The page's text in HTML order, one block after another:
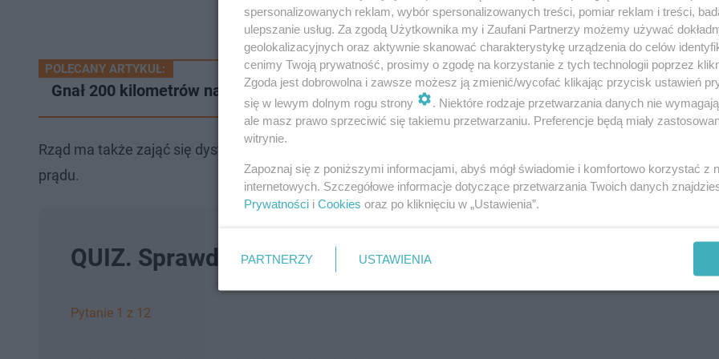
POLECANY ARTYKUŁ:
Gnał 200 kilometrów na godzinę i łamał przepisy
Rząd ma także zająć się dystrybucją broszur, z których dowiemy się m. in., jak przetrwać trzy dni bez
prądu.
QUIZ. Sprawdź, co wiesz o potrawach z Polski i innych
Pytanie 1 z 12
spersonalizowanych reklam, wybór spersonalizowanych treści, pomiar reklam i treści,
ulepszanie usług. Za zgodą Użytkownika my i Zaufani Partnerzy możemy używać
geolokalizacyjnych oraz aktywnie skanować charakterystykę urządzenia do celów
cenimy Twoją prywatność, prosimy o zgodę na korzystanie z tych technologii poprzez
Zgoda jest dobrowolna i zawsze możesz ją zmienić/wycofać klikając przycisk ustawień
się w lewym dolnym rogu strony
. Niektóre rodzaje przetwarzania danych nie
ale masz prawo sprzeciwić się takiemu przetwarzaniu. Preferencje będą miały
witrynie.
Zapoznaj się z poniższymi informacjami, abyś mógł świadomie i komfortowo korzystać z
internetowych. Szczegółowe informacje dotyczące przetwarzania Twoich danych
Prywatności i Cookies oraz po kliknięciu w „Ustawienia”.
PARTNERZY USTAWIENIA